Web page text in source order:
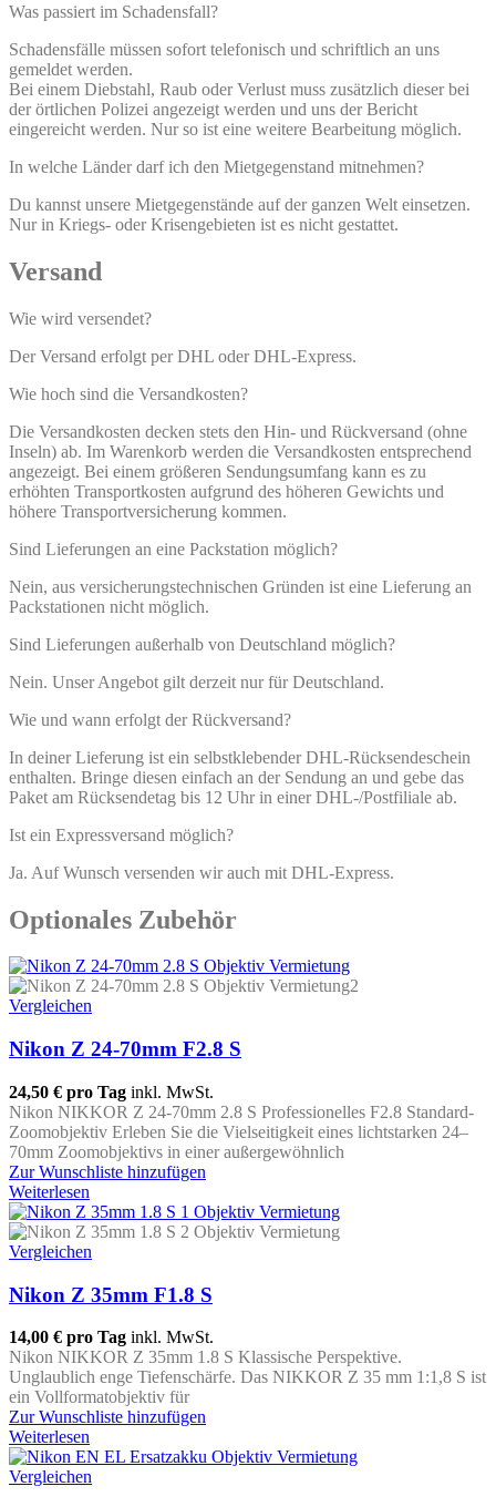
Was passiert im Schadensfall?
Schadensfälle müssen sofort telefonisch und schriftlich an uns
gemeldet werden.
Bei einem Diebstahl, Raub oder Verlust muss zusätzlich dieser bei
der örtlichen Polizei angezeigt werden und uns der Bericht
eingereicht werden. Nur so ist eine weitere Bearbeitung möglich.
In welche Länder darf ich den Mietgegenstand mitnehmen?
Du kannst unsere Mietgegenstände auf der ganzen Welt einsetzen.
Nur in Kriegs- oder Krisengebieten ist es nicht gestattet.
Versand
Wie wird versendet?
Der Versand erfolgt per DHL oder DHL-Express.
Wie hoch sind die Versandkosten?
Die Versandkosten decken stets den Hin- und Rückversand (ohne
Inseln) ab. Im Warenkorb werden die Versandkosten entsprechend
angezeigt. Bei einem größeren Sendungsumfang kann es zu
erhöhten Transportkosten aufgrund des höheren Gewichts und
höhere Transportversicherung kommen.
Sind Lieferungen an eine Packstation möglich?
Nein, aus versicherungstechnischen Gründen ist eine Lieferung an
Packstationen nicht möglich.
Sind Lieferungen außerhalb von Deutschland möglich?
Nein. Unser Angebot gilt derzeit nur für Deutschland.
Wie und wann erfolgt der Rückversand?
In deiner Lieferung ist ein selbstklebender DHL-Rücksendeschein
enthalten. Bringe diesen einfach an der Sendung an und gebe das
Paket am Rücksendetag bis 12 Uhr in einer DHL-/Postfiliale ab.
Ist ein Expressversand möglich?
Ja. Auf Wunsch versenden wir auch mit DHL-Express.
Optionales Zubehör
Vergleichen
Nikon Z 24-70mm F2.8 S
24,50 € pro Tag inkl. MwSt.
Nikon NIKKOR Z 24-70mm 2.8 S Professionelles F2.8 Standard-
Zoomobjektiv Erleben Sie die Vielseitigkeit eines lichtstarken 24–
70mm Zoomobjektivs in einer außergewöhnlich
Zur Wunschliste hinzufügen
Weiterlesen
Vergleichen
Nikon Z 35mm F1.8 S
14,00 € pro Tag inkl. MwSt.
Nikon NIKKOR Z 35mm 1.8 S Klassische Perspektive.
Unglaublich enge Tiefenschärfe. Das NIKKOR Z 35 mm 1:1,8 S ist
ein Vollformatobjektiv für
Zur Wunschliste hinzufügen
Weiterlesen
Vergleichen